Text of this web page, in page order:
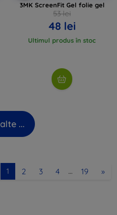
3MK ScreenFit Gel folie gel
53 lei
48 lei
Ultimul produs în stoc
alte ...
1 2 3 4 … 19 »